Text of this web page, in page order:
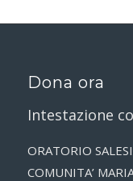
Dona ora
Intestazione
ORATORIO
COMUNITA’